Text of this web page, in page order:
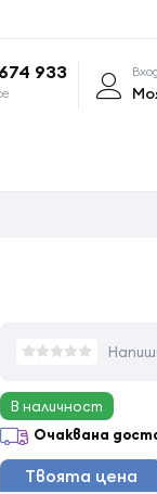
933
В наличност
Очаквана
Твоята цена